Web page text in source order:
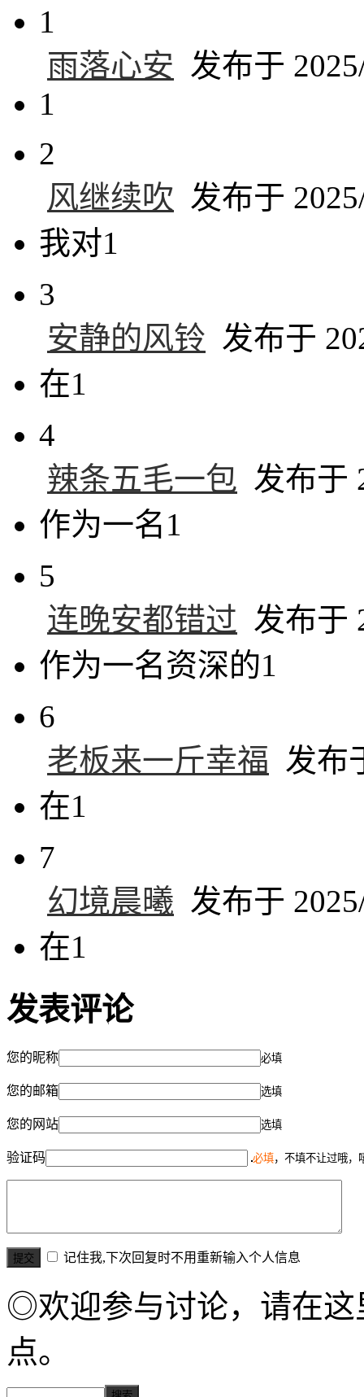
1
雨落心安 发布于
1
2
风继续吹 发布于
我对1
3
安静的风铃 发布于
在1
4
辣条五毛一包 发布于
作为一名1
5
连晚安都错过 发布于
作为一名资深的1
6
老板来一斤幸福 发布
在1
7
幻境晨曦 发布于
在1
发表评论
您的昵称 必填
您的邮箱 选填
您的网站 选填
验证码 必填，不填不让过哦，
记住我,下次回复时不用重新输入个人信息
◎欢迎参与讨论，请在这
点。